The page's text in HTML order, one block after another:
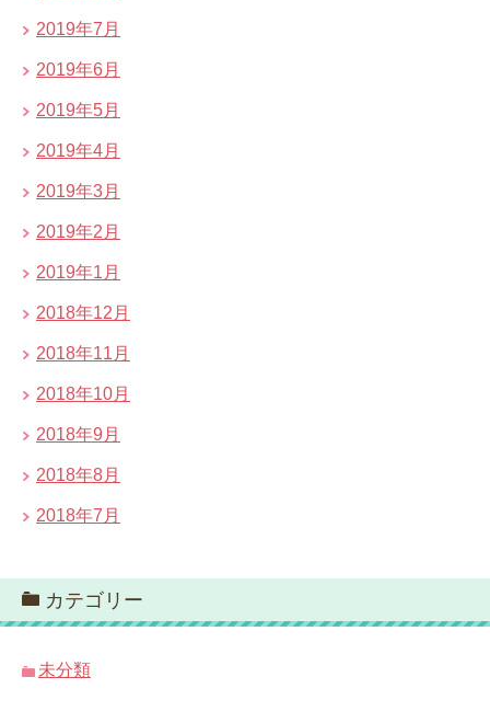
2019年7月
2019年6月
2019年5月
2019年4月
2019年3月
2019年2月
2019年1月
2018年12月
2018年11月
2018年10月
2018年9月
2018年8月
2018年7月
カテゴリー
未分類